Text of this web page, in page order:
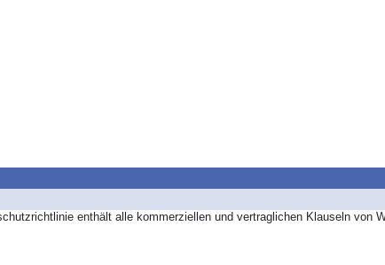
enthält alle kommerziellen und vertraglichen Klauseln von